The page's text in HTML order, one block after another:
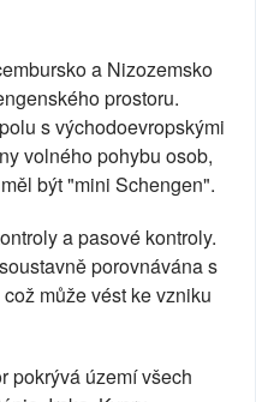
a Nizozemsko
prostoru.
s východoevropskými
volného pohybu osob,
být "mini Schengen".
a pasové kontroly.
porovnávána s
může vést ke vzniku
pokrývá území všech